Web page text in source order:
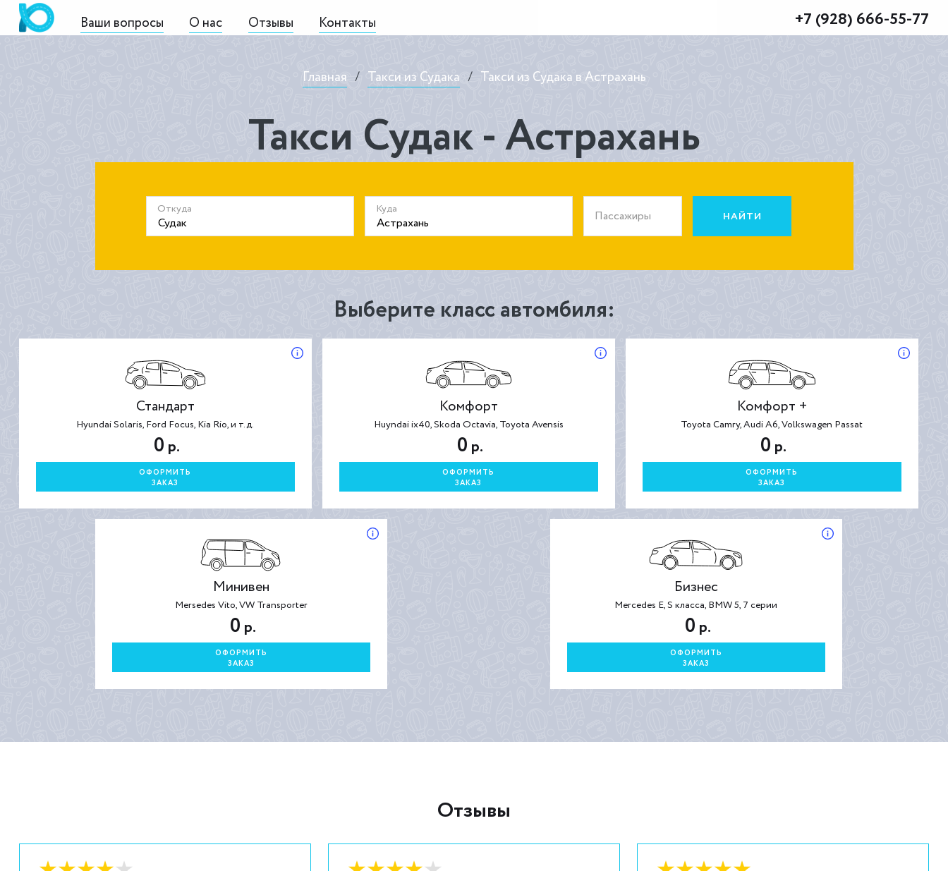
Ваши вопросы О нас Отзывы Контакты +7 (928) 666-55-77
Главная / Такси из Судака / Такси из Судака в Астрахань
Такси Судак - Астрахань
Откуда Куда Пассажиры НАЙТИ
Выберите класс автомбиля:
Стандарт
Hyundai Solaris, Ford Focus, Kia Rio, и т.д.
0 р.
ОФОРМИТЬ
ЗАКАЗ
Комфорт
Huyndai ix40, Skoda Octavia, Toyota Avensis
0 р.
ОФОРМИТЬ
ЗАКАЗ
Комфорт +
Toyota Camry, Audi A6, Volkswagen Passat
0 р.
ОФОРМИТЬ
ЗАКАЗ
Минивен
Mersedes Vito, VW Transporter
0 р.
ОФОРМИТЬ
ЗАКАЗ
Бизнес
Mercedes E, S класса, BMW 5, 7 серии
0 р.
ОФОРМИТЬ
ЗАКАЗ
Отзывы